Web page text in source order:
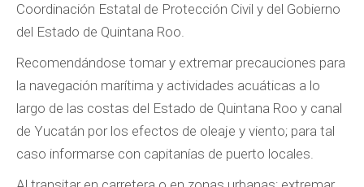
Coordinación Estatal de Protección Civil y del Gobierno
del Estado de Quintana Roo.
Recomendándose tomar y extremar precauciones para
la navegación marítima y actividades acuáticas a lo
largo de las costas del Estado de Quintana Roo y canal
de Yucatán por los efectos de oleaje y viento; para tal
caso informarse con capitanías de puerto locales.